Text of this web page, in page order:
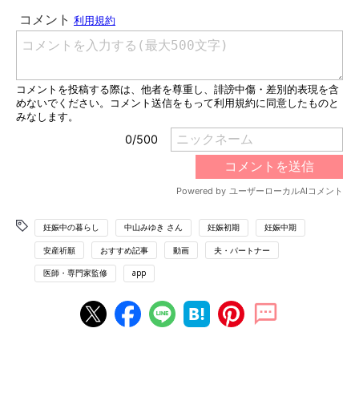
妊娠中の暮らし 中山みゆき さん 妊娠初期 妊娠中期
安産祈願 おすすめ記事 動画 夫・パートナー
医師・専門家監修 app